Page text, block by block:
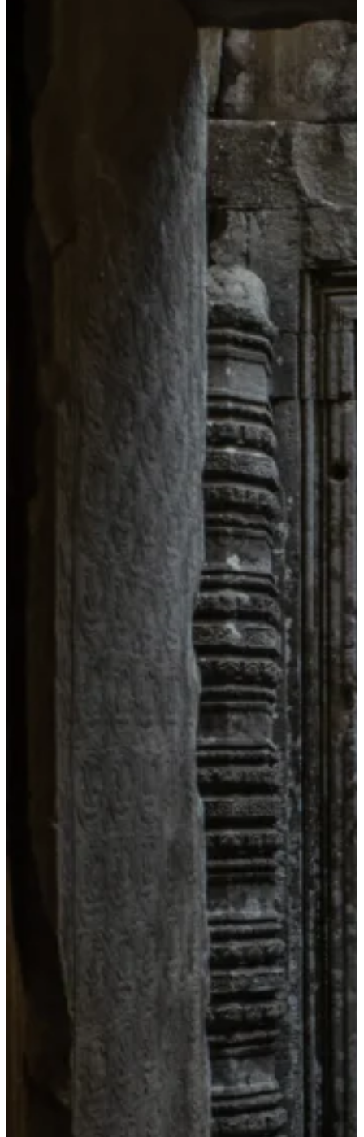
라이프구루킹 홈페이지 이용약관